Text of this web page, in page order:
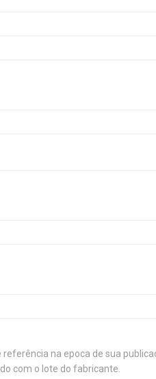
na epoca de sua
com o lote do fabricante.